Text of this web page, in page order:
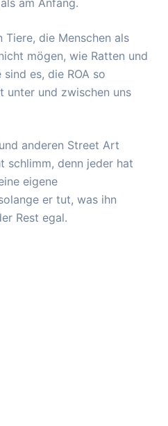
am Anfang.
Tiere, die Menschen als
mögen, wie Ratten und
es, die ROA so
unter und zwischen uns
anderen Street Art
schlimm, denn jeder hat
eigene
er tut, was ihn
Rest egal.